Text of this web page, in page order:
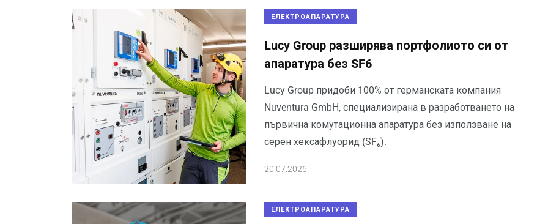
ЕЛЕКТРОАПАРАТУРА
Lucy Group разширява портфолиото си от
апаратура без SF6
Lucy Group придоби 100% от германската компания
Nuventura GmbH, специализирана в разработването на
първична комутационна апаратура без използване на
серен хексафлуорид (SF₆).
20.07.2026
ЕЛЕКТРОАПАРАТУРА